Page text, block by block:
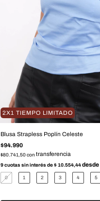
2X1 TIEMPO LIMITADO
Blusa Strapless Poplín Celeste
$94.990
$80.741,50con
9 cuotas sin interés de$ 10.554,44
0 1 2 3 4 5